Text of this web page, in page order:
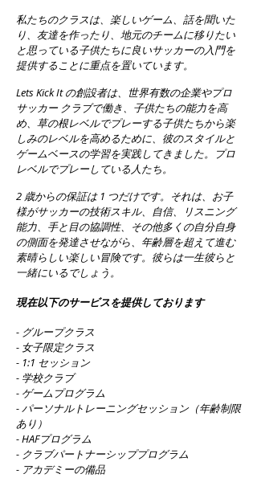
私たちのクラスは、楽しいゲーム、話を聞いた
り、友達を作ったり、地元のチームに移りたい
と思っている子供たちに良いサッカーの入門を
提供することに重点を置いています。
Lets Kick It の創設者は、世界有数の企業やプロ
サッカー クラブで働き、子供たちの能力を高
め、草の根レベルでプレーする子供たちから楽
しみのレベルを高めるために、彼のスタイルと
ゲームベースの学習を実践してきました。プロ
レベルでプレーしている人たち。
2 歳からの保証は 1 つだけです。それは、お子
様がサッカーの技術スキル、自信、リスニング
能力、手と目の協調性、その他多くの自分自身
の側面を発達させながら、年齢層を超えて進む
素晴らしい楽しい冒険です。彼らは一生彼らと
一緒にいるでしょう。
現在以下のサービスを提供しております
- グループクラス
- 女子限定クラス
- 1:1 セッション
- 学校クラブ
- ゲームプログラム
- パーソナルトレーニングセッション（年齢制限
あり）
- HAFプログラム
- クラブパートナーシッププログラム
- アカデミーの備品